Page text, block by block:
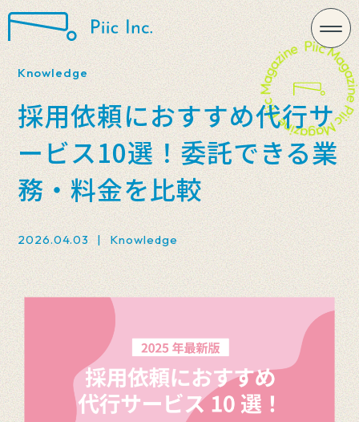
Knowledge
採用依頼におすすめ代行サ
ービス10選！委託できる業
務・料金を比較
2026.04.03 | Knowledge